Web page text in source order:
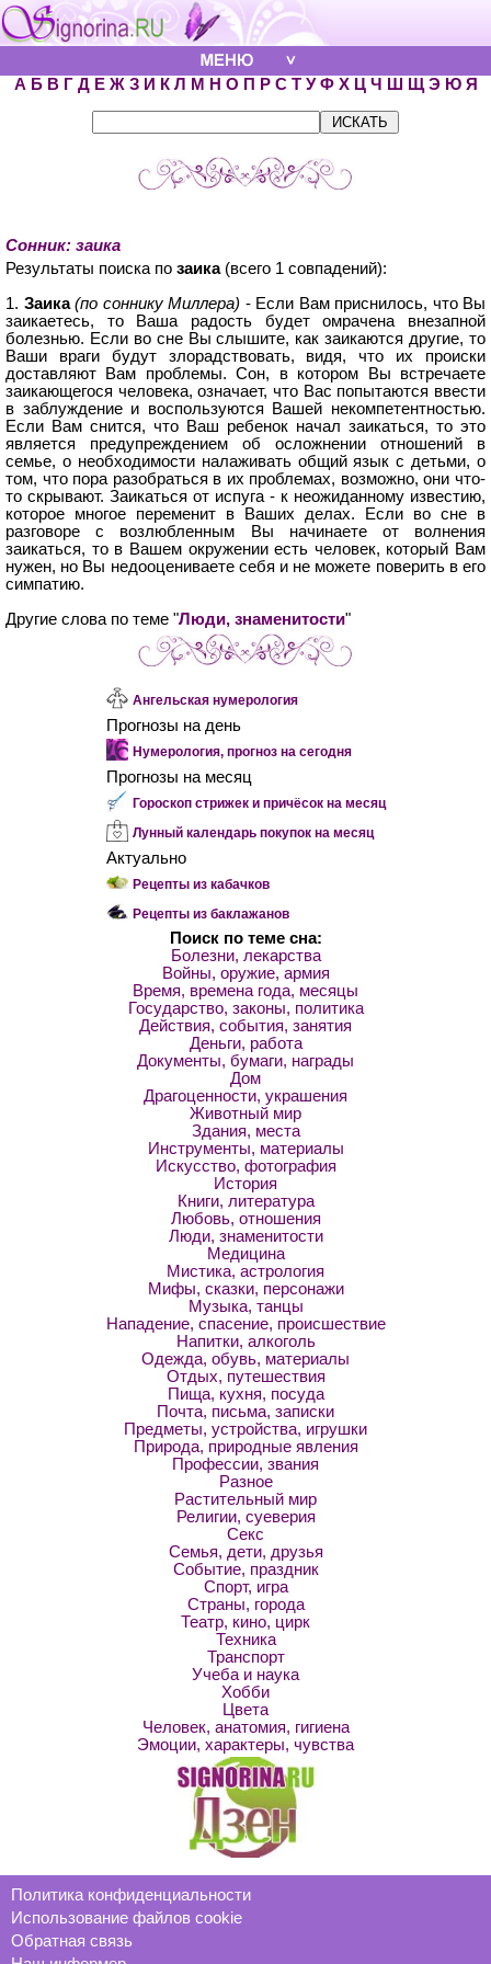
А Б В Г Д Е Ж З И К Л М Н О П Р С Т У Ф Х Ц Ч Ш Щ Э Ю Я
Сонник: заика
Результаты поиска по заика(всего 1 совпадений):
1. Заика(по соннику Миллера) - Если Вам приснилось, что Вы
заикаетесь, то Ваша радость будет омрачена внезапной
болезнью. Если во сне Вы слышите, как заикаются другие, то
Ваши враги будут злорадствовать, видя, что их происки
доставляют Вам проблемы. Сон, в котором Вы встречаете
заикающегося человека, означает, что Вас попытаются ввести
в заблуждение и воспользуются Вашей некомпетентностью.
Если Вам снится, что Ваш ребенок начал заикаться, то это
является предупреждением об осложнении отношений в
семье, о необходимости налаживать общий язык с детьми, о
том, что пора разобраться в их проблемах, возможно, они что-
то скрывают. Заикаться от испуга - к неожиданному известию,
которое многое переменит в Ваших делах. Если во сне в
разговоре с возлюбленным Вы начинаете от волнения
заикаться, то в Вашем окружении есть человек, который Вам
нужен, но Вы недооцениваете себя и не можете поверить в его
симпатию.
Другие слова по теме "Люди, знаменитости"
Ангельская нумерология
Прогнозы на день
Нумерология, прогноз на сегодня
Прогнозы на месяц
Гороскоп стрижек и причёсок на месяц
Лунный календарь покупок на месяц
Актуально
Рецепты из кабачков
Рецепты из баклажанов
Поиск по теме сна:
Болезни, лекарства
Войны, оружие, армия
Время, времена года, месяцы
Государство, законы, политика
Действия, события, занятия
Деньги, работа
Документы, бумаги, награды
Дом
Драгоценности, украшения
Животный мир
Здания, места
Инструменты, материалы
Искусство, фотография
История
Книги, литература
Любовь, отношения
Люди, знаменитости
Медицина
Мистика, астрология
Мифы, сказки, персонажи
Музыка, танцы
Нападение, спасение, происшествие
Напитки, алкоголь
Одежда, обувь, материалы
Отдых, путешествия
Пища, кухня, посуда
Почта, письма, записки
Предметы, устройства, игрушки
Природа, природные явления
Профессии, звания
Разное
Растительный мир
Религии, суеверия
Секс
Семья, дети, друзья
Событие, праздник
Спорт, игра
Страны, города
Театр, кино, цирк
Техника
Транспорт
Учеба и наука
Хобби
Цвета
Человек, анатомия, гигиена
Эмоции, характеры, чувства
Политика конфиденциальности
Использование файлов cookie
Обратная связь